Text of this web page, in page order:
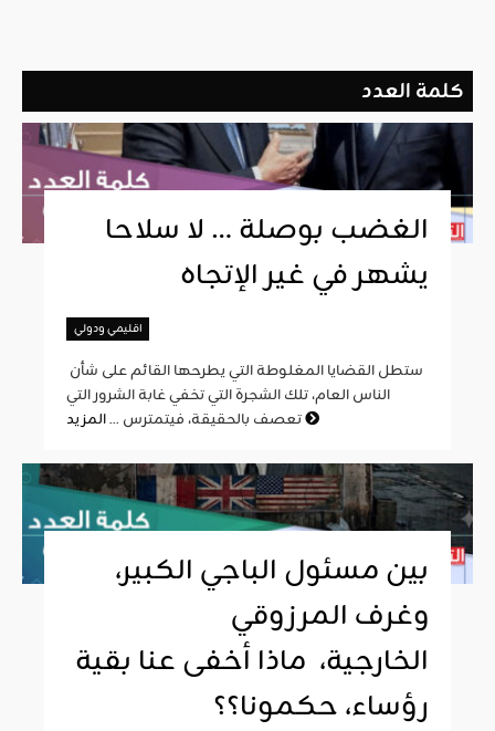
كلمة العدد
الغضب بوصلة … لا سلاحا
يشهر في غير الإتجاه
اقليمي ودولي
الناس العام، تلك الشجرة التي تخفي غابة الشرور التي
تعصف بالحقيقة، فيتمترس ...
بين مسئول الباجي الكبير،
وغرف المرزوقي
الخارجية، ماذا أخفى عنا بقية
رؤساء، حكمونا؟؟